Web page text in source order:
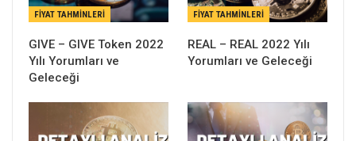
FIYAT TAHMINLERI
GIVE – GIVE Token 2022
Yılı Yorumları ve
Geleceği
FIYAT TAHMINLERI
REAL – REAL 2022 Yılı
Yorumları ve Geleceği